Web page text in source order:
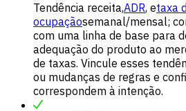
Tendência receita,ADR, etaxa
ocupaçãosemanal/mensal;
com uma linha de base para
adequação do produto ao
de taxas. Vincule esses
ou mudanças de regras e
correspondem à intenção.